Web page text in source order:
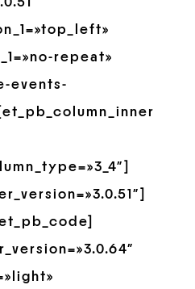
repeat»
events-